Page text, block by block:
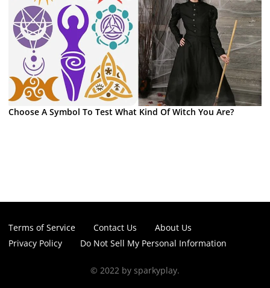
Choose A Symbol To Test What Kind Of Witch You Are?
Terms of Service Contact Us
About Us
Privacy Policy
Do Not Sell My Personal Information
© 2022 by sparkyplay.